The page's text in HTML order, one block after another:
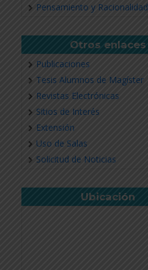
Pensamiento y Racionalidad
Otros enlaces
Publicaciones
Tesis Alumnos de Magíster
Revistas Electrónicas
Sitios de Interés
Extensión
Uso de Salas
Solicitud de Noticias
Ubicación